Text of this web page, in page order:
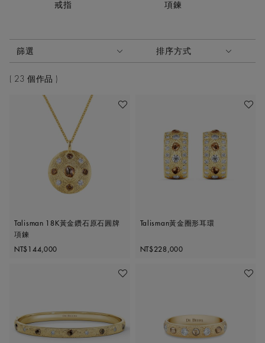
戒指 項鍊
啟動這些部件將導致頁面上的內容更新。
篩選 排序方式
排序方式
23 個作品
加入喜愛清單
Talisman 18K黃金鑽石原石圓牌
項鍊
Original price
NT$144,000
加入喜
Talisman黃金圈形耳環
Original price
NT$228,000
加入喜愛清單 加入喜